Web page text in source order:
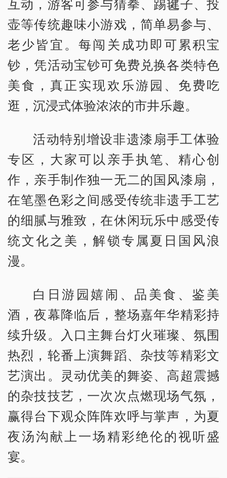
互动，游客可参与猜拳、踢毽子、投
壶等传统趣味小游戏，简单易参与、
老少皆宜。每闯关成功即可累积宝
钞，凭活动宝钞可免费兑换各类特色
美食，真正实现欢乐游园、免费吃
逛，沉浸式体验浓浓的市井乐趣。
活动特别增设非遗漆扇手工体验
专区，大家可以亲手执笔、精心创
作，亲手制作独一无二的国风漆扇，
在笔墨色彩之间感受传统非遗手工艺
的细腻与雅致，在休闲玩乐中感受传
统文化之美，解锁专属夏日国风浪
漫。
白日游园嬉闹、品美食、鉴美
酒，夜幕降临后，整场嘉年华精彩持
续升级。入口主舞台灯火璀璨、氛围
热烈，轮番上演舞蹈、杂技等精彩文
艺演出。灵动优美的舞姿、高超震撼
的杂技技艺，一次次点燃现场气氛，
赢得台下观众阵阵欢呼与掌声，为夏
夜汤沟献上一场精彩绝伦的视听盛
宴。